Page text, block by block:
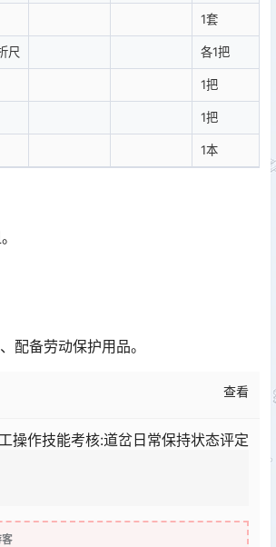
1套
尺 各1把
1把
1把
1本
配备劳动保护用品。
查看
操作技能考核:道岔日常保持状态评定